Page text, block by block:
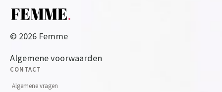
© 2026 Femme
Algemene voorwaarden
CONTACT
Algemene vragen